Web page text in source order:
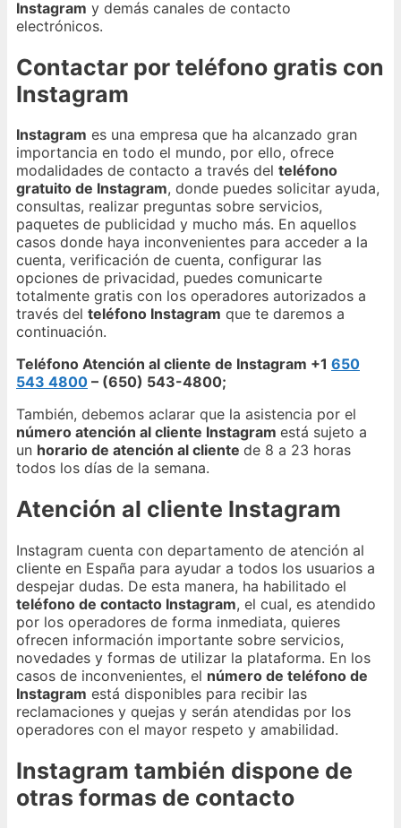
Instagram y demás canales de contacto
electrónicos.
Contactar por teléfono gratis con
Instagram
Instagram es una empresa que ha alcanzado gran
importancia en todo el mundo, por ello, ofrece
modalidades de contacto a través del teléfono
gratuito de Instagram, donde puedes solicitar ayuda,
consultas, realizar preguntas sobre servicios,
paquetes de publicidad y mucho más. En aquellos
casos donde haya inconvenientes para acceder a la
cuenta, verificación de cuenta, configurar las
opciones de privacidad, puedes comunicarte
totalmente gratis con los operadores autorizados a
través del teléfono Instagram que te daremos a
continuación.
Teléfono Atención al cliente de Instagram +1 650
543 4800 – (650) 543-4800;
También, debemos aclarar que la asistencia por el
número atención al cliente Instagram está sujeto a
un horario de atención al cliente de 8 a 23 horas
todos los días de la semana.
Atención al cliente Instagram
Instagram cuenta con departamento de atención al
cliente en España para ayudar a todos los usuarios a
despejar dudas. De esta manera, ha habilitado el
teléfono de contacto Instagram, el cual, es atendido
por los operadores de forma inmediata, quieres
ofrecen información importante sobre servicios,
novedades y formas de utilizar la plataforma. En los
casos de inconvenientes, el número de teléfono de
Instagram está disponibles para recibir las
reclamaciones y quejas y serán atendidas por los
operadores con el mayor respeto y amabilidad.
Instagram también dispone de
otras formas de contacto